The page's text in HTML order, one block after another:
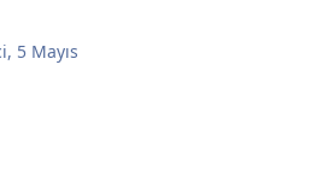
, 5 Mayıs